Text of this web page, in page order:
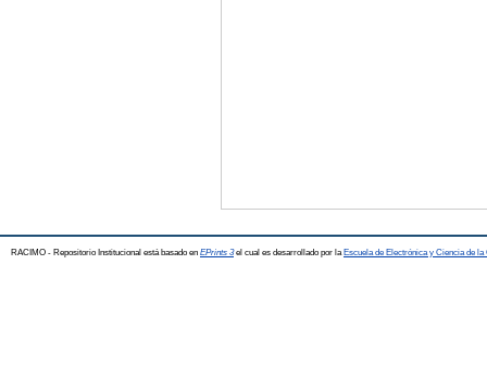
RACIMO - Repositorio Institucional está basado en EPrints 3el cual es desarrollado por la Escuela de Electrónica y Ciencia de la